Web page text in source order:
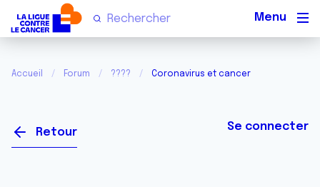
Accueil Forum ???? Coronavirus et cancer
Retour Se connecter